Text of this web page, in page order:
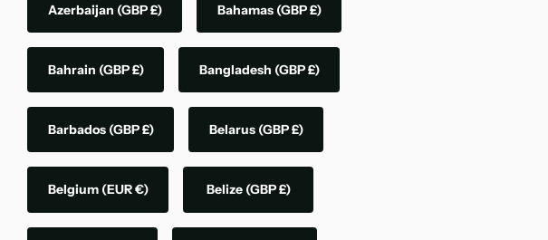
Azerbaijan (GBP £) Bahamas (GBP £)
Bahrain (GBP £) Bangladesh (GBP £)
Barbados (GBP £) Belarus (GBP £)
Belgium (EUR €) Belize (GBP £)